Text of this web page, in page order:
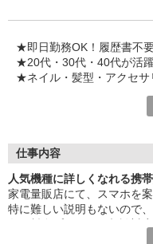
゜・。○。・゜+゜
★即日勤務OK！履歴書不
★20代・30代・40代が活
★ネイル・髪型・アクセサ
シエロのスタッフは9割が
ずっと先まで役に立ちます
丁寧な研修もあるので、
みなさんから働きやすいと
最新アプリ事情やお得なプ
スマホの裏ワザを学べる
仕事内容
人気機種に詳しくなれる携
家電量販店にて、スマホを
特に難しい説明もないので